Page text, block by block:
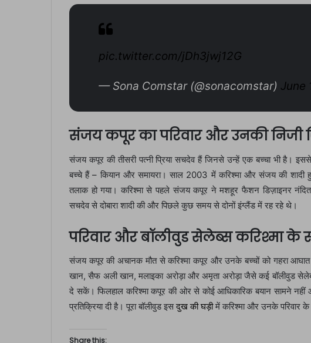
pic.twitter.com/jDh3jwj12G
— Sona Comstar (@sonacomstar) June
संजय कपूर का परिवार और उनकी निजी
संजय कपूर की तीसरी पत्नी प्रिया सचदेव हैं जिनसे उन्हें एक बच्चा भी है।
बच्चे हैं – कियान और समायरा। साल 2003 में करिश्मा और संजय की शादी
तलाक हो गया। करिश्मा से पहले संजय कपूर ने मशहूर फैशन डिज़ाइनर नंदिता
सचदेव से दोबारा शादी की और पिछले कुछ समय से दोनों इंग्लैंड में रह रहे थे।
परिवार और बॉलीवुड सेलेब्स करिश्मा के
संजय कपूर की अचानक मौत से करिश्मा कपूर और उनके बच्चों को गहरा
खान, सैफ अली खान, मलाइका अरोड़ा और अमृता अरोड़ा जैसे कई बॉलीवुड
दे सकें। फिलहाल करिश्मा कपूर की ओर से कोई आधिकारिक बयान सामने
प्रतिक्रिया दी है। पूरा बॉलीवुड इसदुख की घड़ीमें करिश्मा और उनके परिवार
Share this: